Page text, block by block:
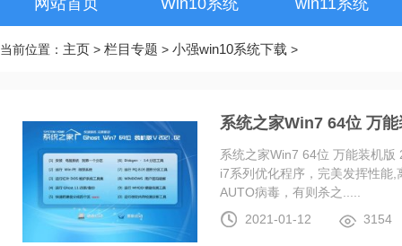
网站首页 Win10系统 win11系统
当前位置： 主页 > 栏目专题 > 小强win10系统下载 >
系统之家Win7 64位 万
系统之家Win7 64位 万能装机
i7系列优化程序，完美发挥性能
AUTO病毒，有则杀之.....
2021-01-12
3154